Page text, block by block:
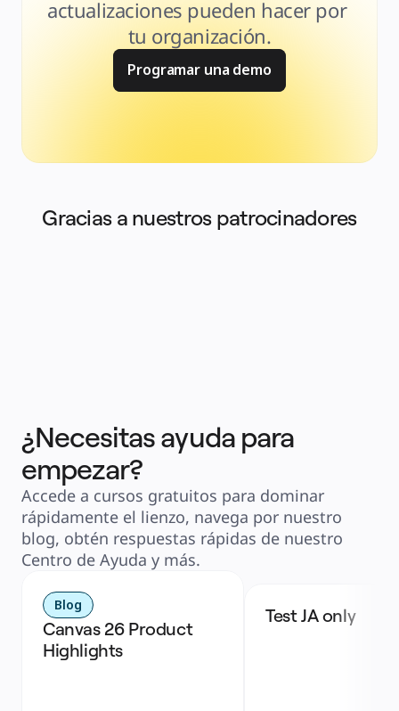
actualizaciones pueden hacer por
tu organización.
Programar una demo
Gracias a nuestros patrocinadores
¿Necesitas ayuda para
empezar?
Accede a cursos gratuitos para dominar
rápidamente el lienzo, navega por nuestro
blog, obtén respuestas rápidas de nuestro
Centro de Ayuda y más.
Blog
Canvas 26 Product
Test JA only